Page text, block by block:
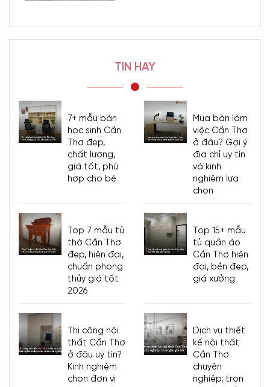
TIN HAY
7+ mẫu bàn
học sinh Cần
Thơ đẹp,
chất lượng,
giá tốt, phù
hợp cho bé
Mua bàn làm
việc Cần Thơ
ở đâu? Gợi ý
địa chỉ uy tín
và kinh
nghiệm lựa
chọn
Top 7 mẫu tủ
thờ Cần Thơ
đẹp, hiện đại,
chuẩn phong
thủy giá tốt
2026
Top 15+ mẫu
tủ quần áo
Cần Thơ hiện
đại, bền đẹp,
giá xưởng
Thi công nội
thất Cần Thơ
ở đâu uy tín?
Kinh nghiệm
chọn đơn vị
Dịch vụ thiết
kế nội thất
Cần Thơ
chuyên
nghiệp, trọn